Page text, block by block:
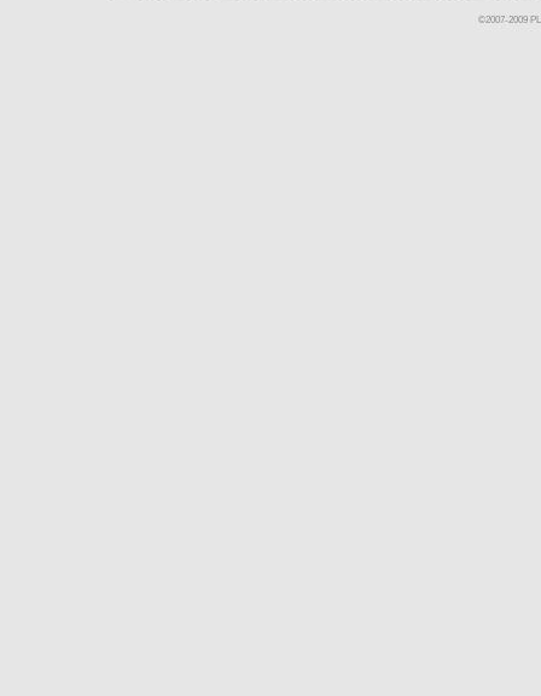
©2007-2009